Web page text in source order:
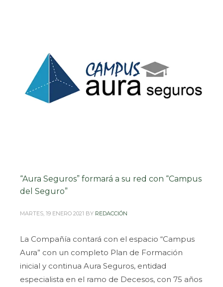
“Aura Seguros” formará a su red con “Campus
del Seguro”
MARTES, 19 ENERO 2021 BY REDACCIÓN
La Compañía contará con el espacio “Campus
Aura” con un completo Plan de Formación
inicial y continua Aura Seguros, entidad
especialista en el ramo de Decesos, con 75 años